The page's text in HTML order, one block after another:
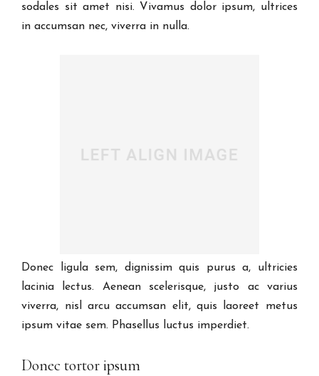
sodales sit amet nisi. Vivamus dolor ipsum, ultrices
in accumsan nec, viverra in nulla.
Donec ligula sem, dignissim quis purus a, ultricies
lacinia lectus. Aenean scelerisque, justo ac varius
viverra, nisl arcu accumsan elit, quis laoreet metus
ipsum vitae sem. Phasellus luctus imperdiet.
Donec tortor ipsum